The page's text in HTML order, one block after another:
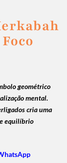
geométrico
mental.
cria uma
equilíbrio